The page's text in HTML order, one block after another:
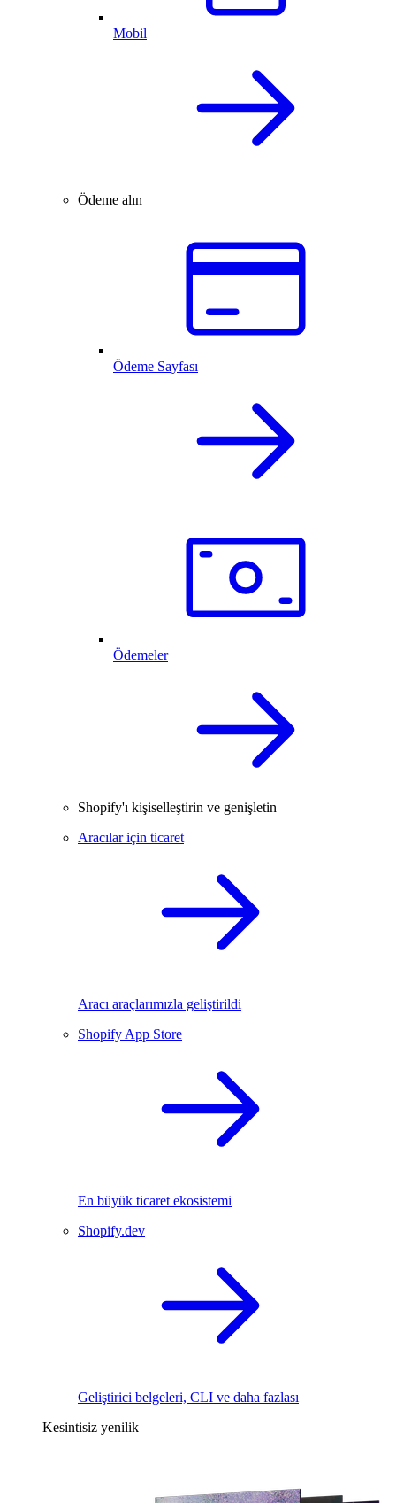
Mobil
Ödeme alın
Ödeme Sayfası
Ödemeler
Shopify'ı kişiselleştirin ve genişletin
Aracılar için ticaret
Aracı araçlarımızla geliştirildi
Shopify App Store
En büyük ticaret ekosistemi
Shopify.dev
Geliştirici belgeleri, CLI ve daha fazlası
Kesintisiz yenilik